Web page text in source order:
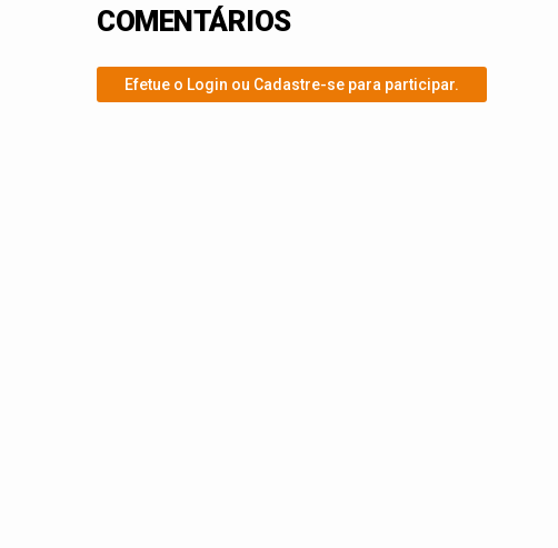
COMENTÁRIOS
Efetue o Login ou Cadastre-se para participar.